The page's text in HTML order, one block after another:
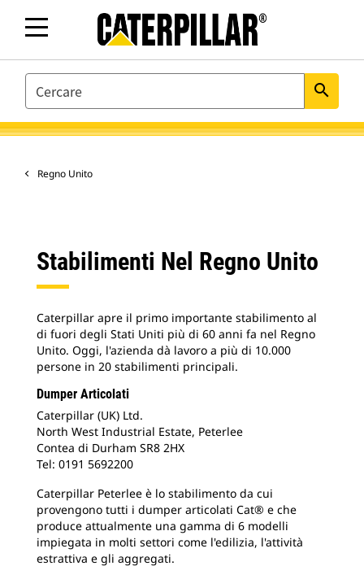
SEARCH search
Regno Unito
Stabilimenti Nel Regno Unito
Caterpillar apre il primo importante stabilimento al
di fuori degli Stati Uniti più di 60 anni fa nel Regno
Unito. Oggi, l'azienda dà lavoro a più di 10.000
persone in 20 stabilimenti principali.
Dumper Articolati
Caterpillar (UK) Ltd.
North West Industrial Estate, Peterlee
Contea di Durham SR8 2HX
Tel: 0191 5692200
Caterpillar Peterlee è lo stabilimento da cui
provengono tutti i dumper articolati Cat® e che
produce attualmente una gamma di 6 modelli
impiegata in molti settori come l'edilizia, l'attività
estrattiva e gli aggregati.